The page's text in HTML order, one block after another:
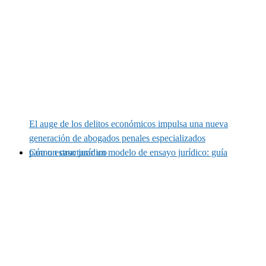
El auge de los delitos económicos impulsa una nueva
generación de abogados penales especializados
Cómo estructurar un modelo de ensayo jurídico: guía para un caso jurídico